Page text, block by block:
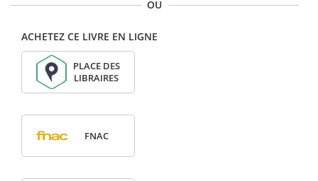
OU
ACHETEZ CE LIVRE EN LIGNE
PLACE DES
LIBRAIRES
FNAC